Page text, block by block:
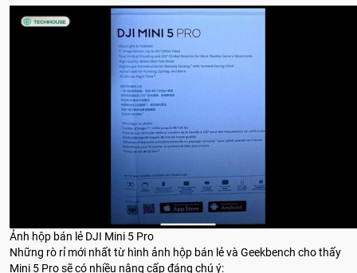
Ảnh hộp bán lẻ DJI Mini 5 Pro
Những rò rỉ mới nhất từ hình ảnh hộp bán lẻ và Geekbench cho thấy
Mini 5 Pro sẽ có nhiều nâng cấp đáng chú ý: